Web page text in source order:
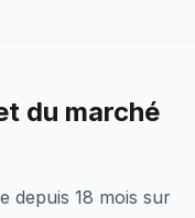
du marché
depuis 18 mois sur